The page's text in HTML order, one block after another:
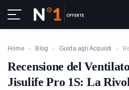
Home » Blog » Guida agli Acquisti »
Recensione del
Jisulife Pro 1S: La